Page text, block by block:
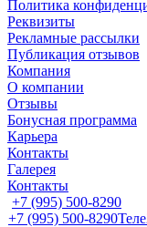
Политика
Реквизиты
Рекламные рассылки
Публикация отзывов
Компания
О компании
Отзывы
Бонусная программа
Карьера
Контакты
Галерея
Контакты
+7 (995) 500-8290
+7 (995) 500-8290